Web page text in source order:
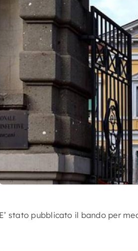
E’ stato pubblicato il bando per